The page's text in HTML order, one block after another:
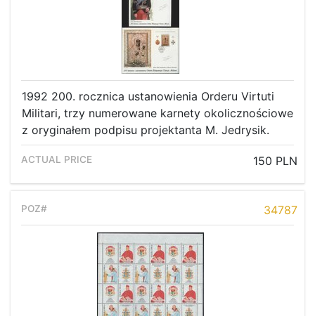
1992 200. rocznica ustanowienia Orderu Virtuti
Militari, trzy numerowane karnety okolicznościowe
z oryginałem podpisu projektanta M. Jedrysik.
150 PLN
34787